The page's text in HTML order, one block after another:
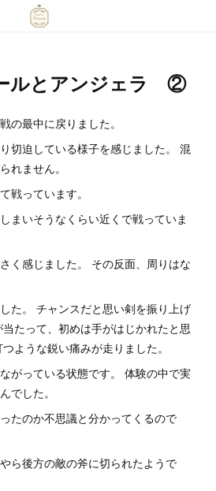
ルとアンジェラ ②
の最中に戻りました。
切迫している様子を感じました。 混
れません。
戦っています。
まいそうなくらい近くで戦っていま
く感じました。 その反面、周りはな
た。 チャンスだと思い剣を振り上げ
たって、初めは手がはじかれたと思
ような鋭い痛みが走りました。
がっている状態です。 体験の中で実
でした。
たのか不思議と分かってくるので
ら後方の敵の斧に切られたようで